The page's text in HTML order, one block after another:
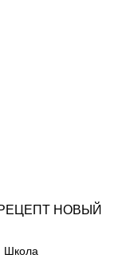
НОВЫЙ
Школа